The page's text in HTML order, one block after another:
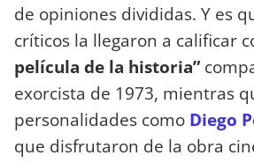
de opiniones divididas. Y es
críticos la llegaron a calificar
película de la historia”
exorcista de 1973, mientras
personalidades como Diego
que disfrutaron de la obra